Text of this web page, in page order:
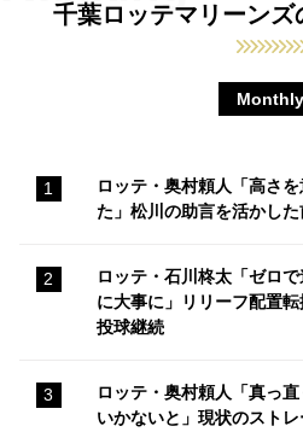
千葉ロッテマリーン
Monthly
ロッテ・奥村頼人「高さ
た」松川の助言を活かし
ロッテ・石川柊太「ゼロ
に大事に」リリーフ配置
投球継続
ロッテ・奥村頼人「真っ
いかないと」現状のスト